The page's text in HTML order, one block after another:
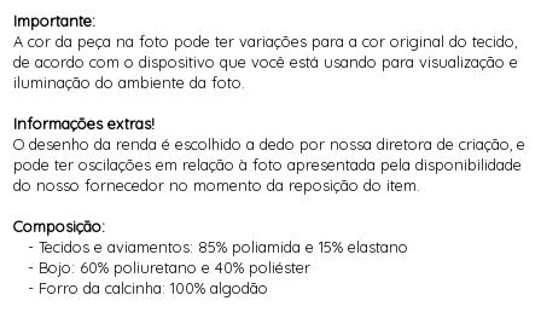
Importante:
A cor da peça na foto pode ter variações para a cor original do tecido,
de acordo com o dispositivo que você está usando para visualização e
iluminação do ambiente da foto.
Informações extras!
O desenho da renda é escolhido a dedo por nossa diretora de criação, e
pode ter oscilações em relação à foto apresentada pela disponibilidade
do nosso fornecedor no momento da reposição do item.
Composição:
- Tecidos e aviamentos: 85% poliamida e 15% elastano
- Bojo: 60% poliuretano e 40% poliéster
- Forro da calcinha: 100% algodão